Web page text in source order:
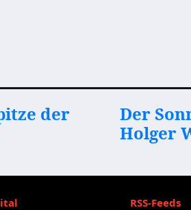
der
Der
Holger
RSS-Feeds